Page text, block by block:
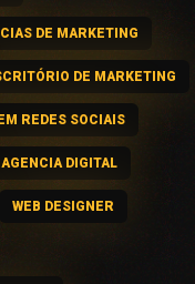
DE MARKETING
DE MARKETING
REDES SOCIAIS
AGENCIA DIGITAL
WEB DESIGNER